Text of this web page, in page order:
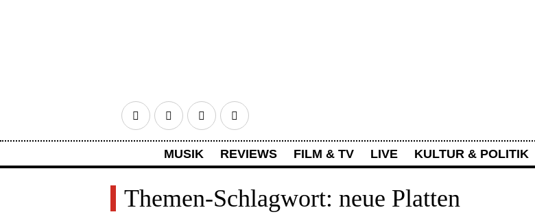
FacebookTwitter Google+RSS
MUSIK REVIEWS FILM & TV LIVE KULTUR & POLITIK
ANMELDEN REGISTRIEREN WAS IST NEU? AKTIVITÄTEN
Themen-Schlagwort: neue Platten